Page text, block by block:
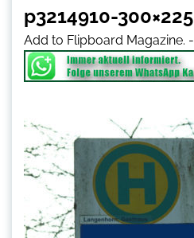
p3214910-300×225
Add to Flipboard Magazine. -